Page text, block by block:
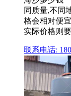
同质量,不同
格会相对便
实际价格则
联系电话: